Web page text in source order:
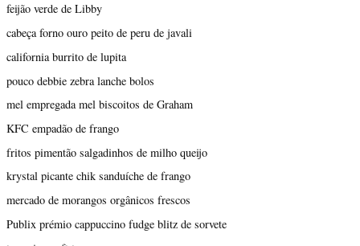
feijão verde de Libby
cabeça forno ouro peito de peru de javali
california burrito de lupita
pouco debbie zebra lanche bolos
mel empregada mel biscoitos de Graham
KFC empadão de frango
fritos pimentão salgadinhos de milho queijo
krystal picante chik sanduíche de frango
mercado de morangos orgânicos frescos
Publix prémio cappuccino fudge blitz de sorvete